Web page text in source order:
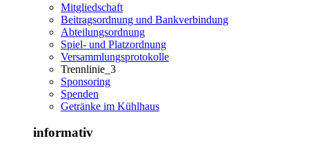
Mitgliedschaft
Beitragsordnung und Bankverbindung
Abteilungsordnung
Spiel- und Platzordnung
Versammlungsprotokolle
Trennlinie_3
Sponsoring
Spenden
Getränke im Kühlhaus
informativ